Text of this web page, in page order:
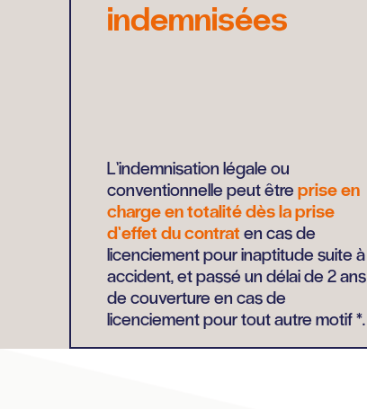
indemnisées
L’indemnisation légale ou
conventionnelle peut êtreprise en
charge en totalité dès la prise
d’effet du contrat en cas de
licenciement pour inaptitude suite à
accident, et passé un délai de 2 ans
de couverture en cas de
licenciement pour tout autre motif *.